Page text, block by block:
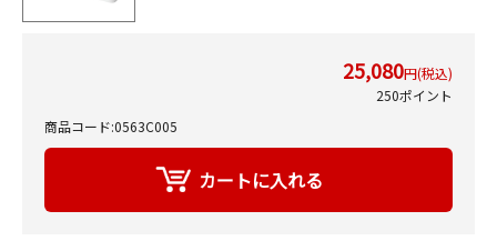
25,080円(税込)
250ポイント
商品コード:0563C005